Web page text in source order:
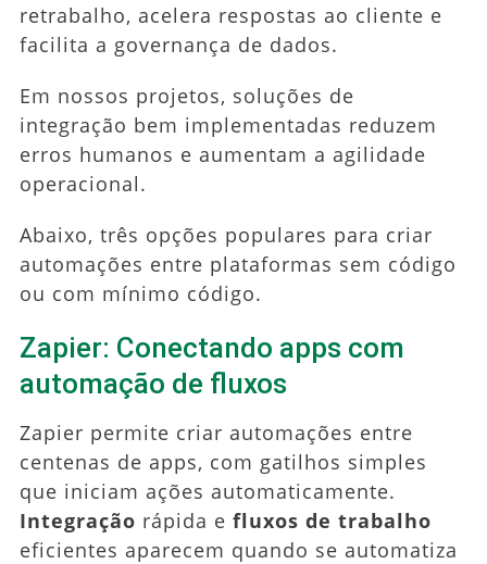
retrabalho, acelera respostas ao cliente e
facilita a governança de dados.
Em nossos projetos, soluções de
integração bem implementadas reduzem
erros humanos e aumentam a agilidade
operacional.
Abaixo, três opções populares para criar
automações entre plataformas sem código
ou com mínimo código.
Zapier: Conectando apps com
automação de fluxos
Zapier permite criar automações entre
centenas de apps, com gatilhos simples
que iniciam ações automaticamente.
Integração rápida e fluxos de trabalho
eficientes aparecem quando se automatiza